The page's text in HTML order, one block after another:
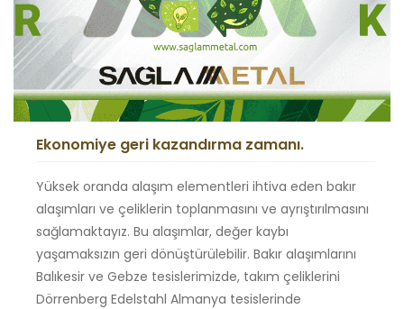
Ekonomiye geri kazandırma zamanı.
Yüksek oranda alaşım elementleri ihtiva eden bakır
alaşımları ve çeliklerin toplanmasını ve ayrıştırılmasını
sağlamaktayız. Bu alaşımlar, değer kaybı
yaşamaksızın geri dönüştürülebilir. Bakır alaşımlarını
Balıkesir ve Gebze tesislerimizde, takım çeliklerini
Dörrenberg Edelstahl Almanya tesislerinde